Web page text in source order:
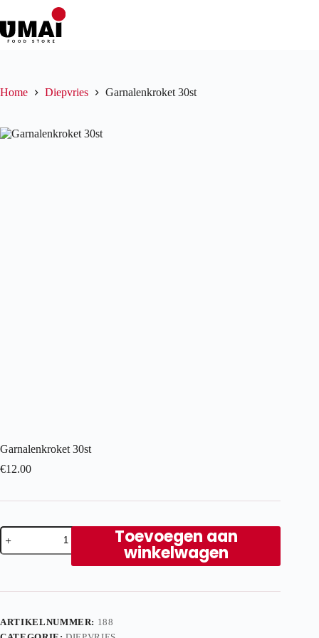
naar
de
inhoud
Home Diepvries Garnalenkroket 30st
Garnalenkroket 30st
€12.00
Garnalenkroket
30st
aantal
Toevoegen aan
winkelwagen
ARTIKELNUMMER: 188